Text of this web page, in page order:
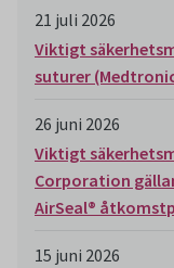
21 juli 2026
Viktigt
suturer
26 juni 2026
Viktigt
Corporation
AirSeal®
15 juni 2026